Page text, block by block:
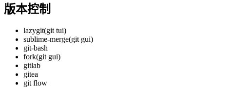
版本控制
lazygit(git tui)
sublime-merge(git gui)
git-bash
fork(git gui)
gitlab
gitea
git flow